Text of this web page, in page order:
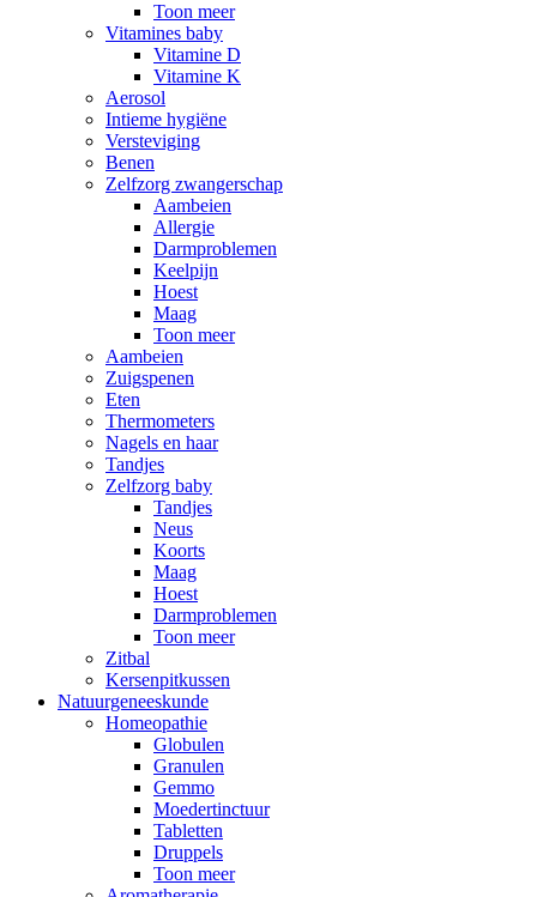
Toon meer
Vitamines baby
Vitamine D
Vitamine K
Aerosol
Intieme hygiëne
Versteviging
Benen
Zelfzorg zwangerschap
Aambeien
Allergie
Darmproblemen
Keelpijn
Hoest
Maag
Toon meer
Aambeien
Zuigspenen
Eten
Thermometers
Nagels en haar
Tandjes
Zelfzorg baby
Tandjes
Neus
Koorts
Maag
Hoest
Darmproblemen
Toon meer
Zitbal
Kersenpitkussen
Natuurgeneeskunde
Homeopathie
Globulen
Granulen
Gemmo
Moedertinctuur
Tabletten
Druppels
Toon meer